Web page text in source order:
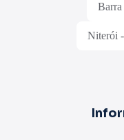
Niterói